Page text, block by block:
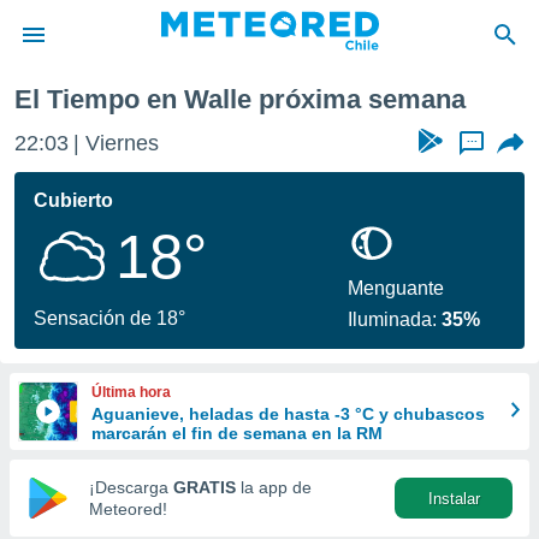
de
por
se
calidad.
a este
las
y
forma
digital
basada
El Tiempo en Walle próxima semana
22:03 Viernes ...
Cubierto
18°
Sensación de 18°
Menguante
Iluminada:35%
Última hora
Aguanieve, heladas de hasta -3 °C y chubascos
marcarán el fin de semana en la RM
¡Descarga GRATIS la app de
Meteored!
Instalar